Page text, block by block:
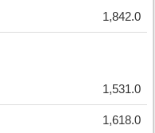
1,842.0
1,531.0
1,618.0